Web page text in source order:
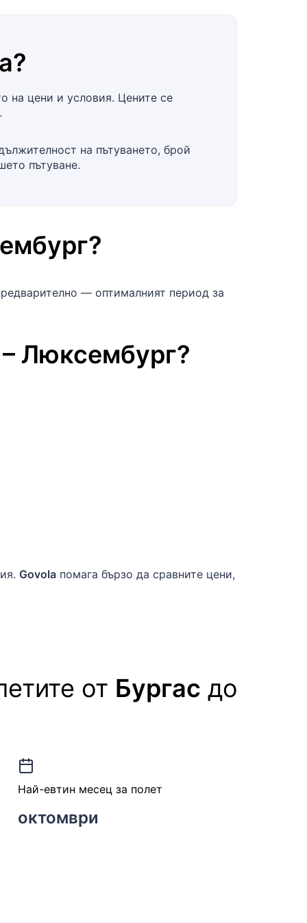
?
на цени и условия. Цените се
на пътуването, брой
пътуване.
?
— оптималният период за
– Люксембург?
Govola помага бързо да сравните цени,
от Бургас до
Най-евтин месец за полет
октомври